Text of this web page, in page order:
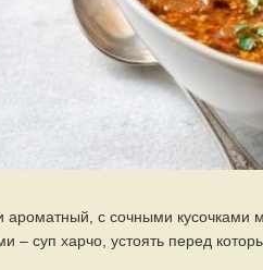
ароматный, с сочными кусочками
– суп харчо, устоять перед